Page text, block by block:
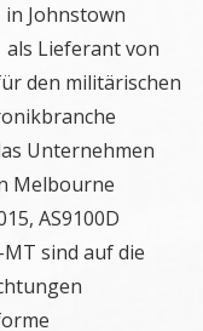
Johnstown
als Lieferant von
den militärischen
Unternehmen
Melbourne
AS9100D
sind auf die